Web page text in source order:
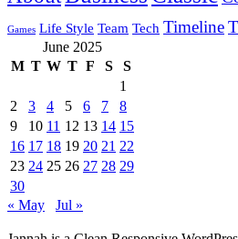
Games Life Style Team Tech Timeline
June 2025
M T W T F S
S
1
2
3 4 5 6 7
8
9
10 11 12 13 14 15
16 17 18 19 20 21 22
23 24 25 26 27 28 29
30
« May
Jul »